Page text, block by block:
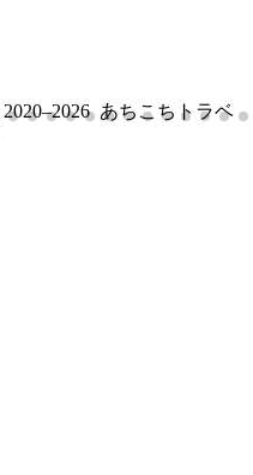
2020–2026 あちこちトラベ